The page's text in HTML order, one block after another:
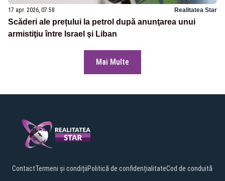
17 apr. 2026, 07:58 Realitatea Star
Scăderi ale prețului la petrol după anunţarea unui
armistiţiu între Israel şi Liban
Mai Multe
ContactTermeni și condițiiPolitică de confidențialitateCod de conduită